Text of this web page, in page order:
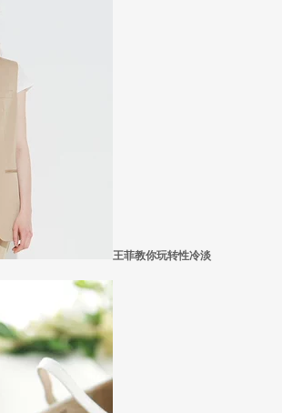
廉的衣服，平常往往一件两三百的衣服，都觉得太......